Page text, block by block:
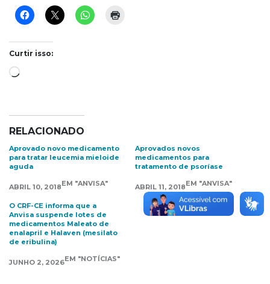
Curtir isso:
Carregando...
RELACIONADO
Aprovado novo medicamento
para tratar leucemia mieloide
aguda
ABRIL 10, 2018EM "ANVISA"
Aprovados novos
medicamentos para
tratamento de psoríase
ABRIL 11, 2018EM "ANVISA"
O CRF-CE informa que a
Anvisa suspende lotes de
medicamentos Maleato de
enalapril e Halaven (mesilato
de eribulina)
JUNHO 2, 2026EM "NOTÍCIAS"